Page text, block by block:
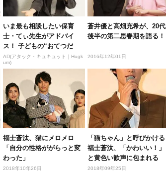
いま最も相談したい保育
士・てぃ先生がアドバイ
ス！ 子どもの“おてつだ
い”に、どん...
AD(アタック・キュキュット｜Hugk
um)
蒼井優と高畑充希が、20代
後半の第二思春期を語る！
2016年12年01日
福士蒼汰、猫にメロメロ
「自分の性格ががらっと変
わった」
2018年10年26日
「猫ちゃん」と呼びかける
福士蒼汰、「かわいい！」
と黄色い歓声に包まれる
2018年09年25日